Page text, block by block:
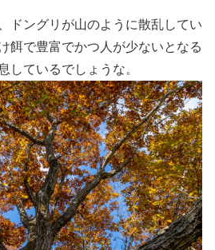
ドングリが山のように散乱してい
餌で豊富でかつ人が少ないとなる
しているでしょうな。